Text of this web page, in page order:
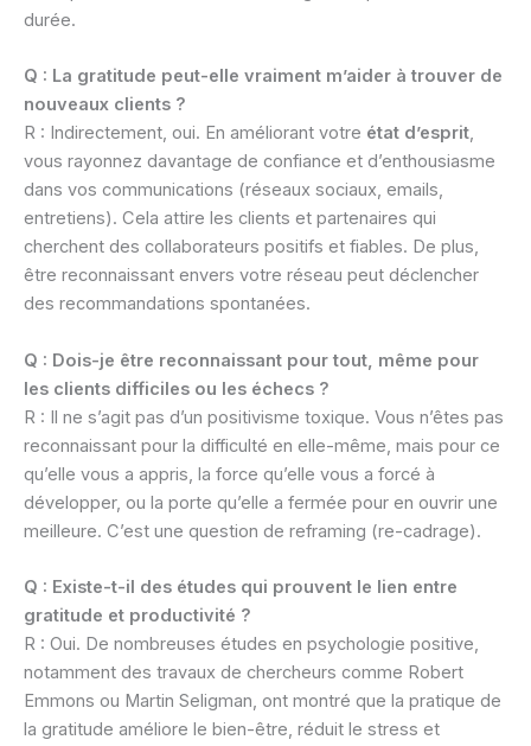
durée.
Q : La gratitude peut-elle vraiment m’aider à trouver de
nouveaux clients ?
R : Indirectement, oui. En améliorant votre état d’esprit,
vous rayonnez davantage de confiance et d’enthousiasme
dans vos communications (réseaux sociaux, emails,
entretiens). Cela attire les clients et partenaires qui
cherchent des collaborateurs positifs et fiables. De plus,
être reconnaissant envers votre réseau peut déclencher
des recommandations spontanées.
Q : Dois-je être reconnaissant pour tout, même pour
les clients difficiles ou les échecs ?
R : Il ne s’agit pas d’un positivisme toxique. Vous n’êtes pas
reconnaissant pour la difficulté en elle-même, mais pour ce
qu’elle vous a appris, la force qu’elle vous a forcé à
développer, ou la porte qu’elle a fermée pour en ouvrir une
meilleure. C’est une question de reframing (re-cadrage).
Q : Existe-t-il des études qui prouvent le lien entre
gratitude et productivité ?
R : Oui. De nombreuses études en psychologie positive,
notamment des travaux de chercheurs comme Robert
Emmons ou Martin Seligman, ont montré que la pratique de
la gratitude améliore le bien-être, réduit le stress et